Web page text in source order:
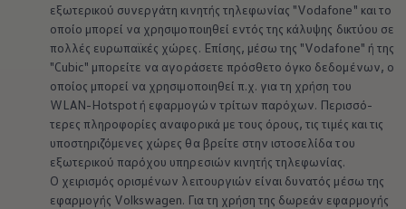
εξωτερικού συνεργάτη κινητής τηλεφωνίας "Vodafone" και το
οποίο μπορεί να χρησιμοποιηθεί εντός της κάλυψης δικτύου σε
πολλές ευρωπαϊκές χώρες. Επίσης, μέσω της "Vodafone" ή της
"Cubic" μπορείτε να αγοράσετε πρόσθετο όγκο δεδομένων, ο
οποίος μπορεί να χρησιμοποιηθεί π.χ. για τη χρήση του
WLAN-Hotspot ή εφαρμογών τρίτων παρόχων. Περισσό­
τερες πληροφορίες αναφορικά με τους όρους, τις τιμές και τις
υποστηριζόμενες χώρες θα βρείτε στην ιστοσελίδα του
εξωτερικού παρόχου υπηρεσιών κινητής τηλεφωνίας.
Ο χειρισμός ορισμένων λειτουργιών είναι δυνατός μέσω της
εφαρμογής Volkswagen. Για τη χρήση της δωρεάν εφαρμογής